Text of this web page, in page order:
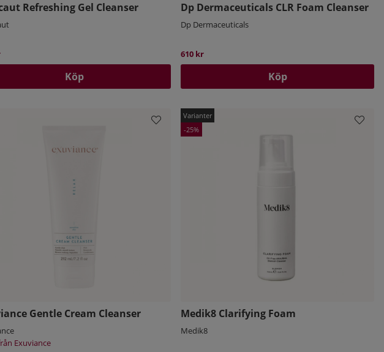
Refreshing Gel Cleanser
Köp
Dp Dermaceuticals CLR Foam Cleanser
Dp Dermaceuticals
610 kr
Köp
Gentle Cream Cleanser
Exuviance
25
Medik8 Clarifying Foam
Medik8